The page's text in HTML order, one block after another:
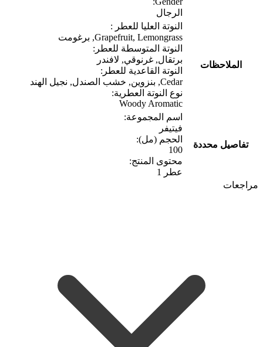
الرجال
الملاحظات
النوتة العليا للعطر :
Grapefruit, Lemongrass, برغومت
النوتة المتوسطة للعطر:
برتقال, غرنوقي, لافندر
النوتة القاعدية للعطر:
Cedar, بنزوين, خشب الصندل, نجيل الهند
نوع النوتة العطرية:
Woody Aromatic
تفاصيل محددة
اسم المجموعة:
فيتيفر
الحجم (مل):
100
محتوى المنتج:
عطر 1
مراجعات